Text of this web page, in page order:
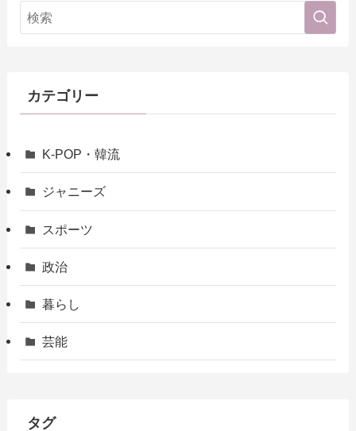
カテゴリー
K-POP・韓流
ジャニーズ
スポーツ
政治
暮らし
芸能
タグ